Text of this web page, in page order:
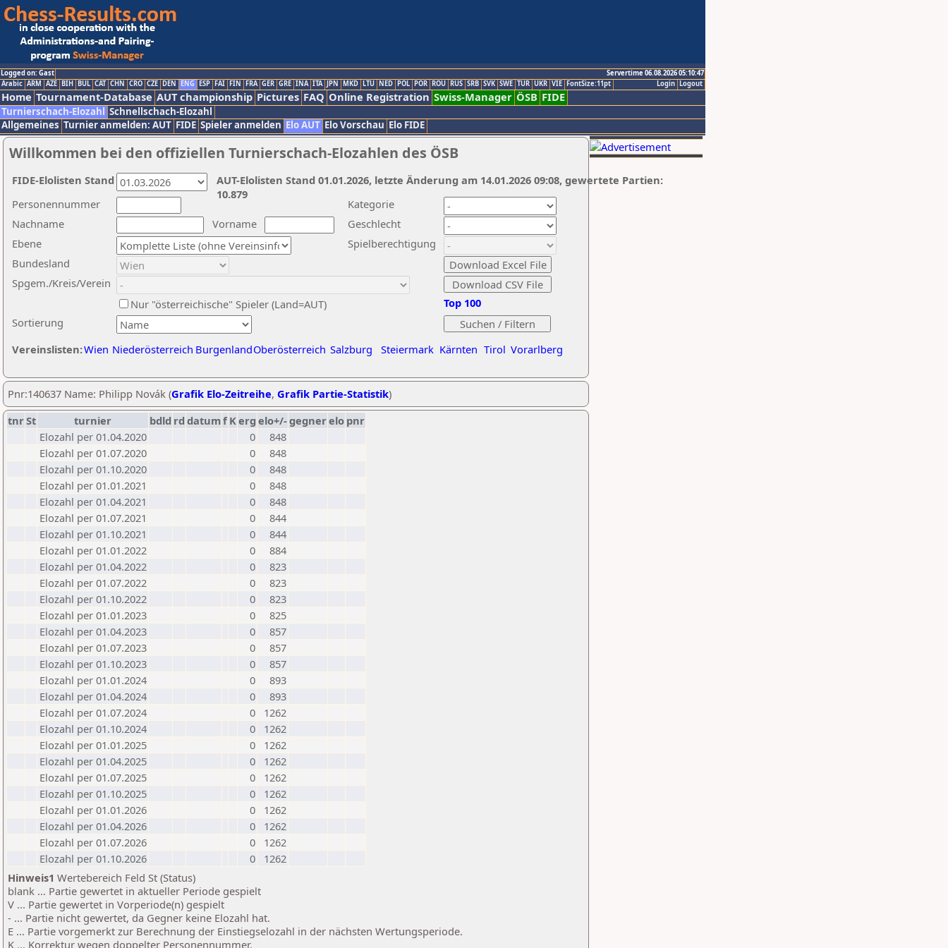
Logged on: Gast
Servertime 06.08.2026 05:10:47
Logout
Login
Arabic ARM AZE BIH BUL CAT CHN CRO CZE DEN ENG ESP FAI FIN FRA GER GRE INA ITA JPN MKD LTU NED POL POR ROU RUS SRB SVK SWE TUR UKR VIE FontSize:11pt
Home Tournament-Database AUT championship Pictures FAQ Online Registration Swiss-Manager ÖSB FIDE
Turnierschach-Elozahl Schnellschach-Elozahl
Allgemeines Turnier anmelden: AUT FIDE Spieler anmelden Elo AUT Elo Vorschau Elo FIDE
Willkommen bei den offiziellen Turnierschach-Elozahlen des ÖSB
Nachname
Vorname
Ebene
Kategorie
Sortierung
Personennummer
Bundesland
Spgem./Kreis/Verein
Geschlecht
Nur "österreichische" Spieler (Land=AUT)
Spielberechtigung
Vereinslisten:Wien Niederösterreich BurgenlandOberösterreich Salzburg Steiermark Kärnten Tirol Vorarlberg
Top 100
AUT-Elolisten Stand 01.01.2026, letzte Änderung am 14.01.2026 09:08, gewertete Partien:
10.879
FIDE-Elolisten Stand
Pnr:140637 Name: Philipp Novák (Grafik Elo-Zeitreihe, Grafik Partie-Statistik)
tnrSt turnier bdld rd datumf Kerg elo+/-gegnerelo pnr
Elozahl per 01.04.2020
0
848
Elozahl per 01.07.2020
0
848
Elozahl per 01.10.2020
0
848
Elozahl per 01.01.2021
0
848
Elozahl per 01.04.2021
0
848
Elozahl per 01.07.2021
0
844
Elozahl per 01.10.2021
0
844
Elozahl per 01.01.2022
0
884
Elozahl per 01.04.2022
0
823
Elozahl per 01.07.2022
0
823
Elozahl per 01.10.2022
0
823
Elozahl per 01.01.2023
0
825
Elozahl per 01.04.2023
0
857
Elozahl per 01.07.2023
0
857
Elozahl per 01.10.2023
0
857
Elozahl per 01.01.2024
0
893
Elozahl per 01.04.2024
0
893
Elozahl per 01.07.2024
0
1262
Elozahl per 01.10.2024
0
1262
Elozahl per 01.01.2025
0
1262
Elozahl per 01.04.2025
0
1262
Elozahl per 01.07.2025
0
1262
Elozahl per 01.10.2025
0
1262
Elozahl per 01.01.2026
0
1262
Elozahl per 01.04.2026
0
1262
Elozahl per 01.07.2026
0
1262
Elozahl per 01.10.2026
0
1262
Hinweis1 Wertebereich Feld St (Status)
blank ... Partie gewertet in aktueller Periode gespielt
V ... Partie gewertet in Vorperiode(n) gespielt
- ... Partie nicht gewertet, da Gegner keine Elozahl hat.
E ... Partie vorgemerkt zur Berechnung der Einstiegselozahl in der nächsten Wertungsperiode.
K ... Korrektur wegen doppelter Personennummer.